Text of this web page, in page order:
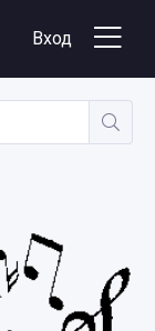
Вход